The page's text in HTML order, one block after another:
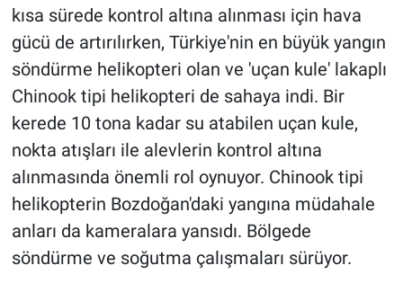
kısa sürede kontrol altına alınması için hava
gücü de artırılırken, Türkiye'nin en büyük yangın
söndürme helikopteri olan ve 'uçan kule' lakaplı
Chinook tipi helikopteri de sahaya indi. Bir
kerede 10 tona kadar su atabilen uçan kule,
nokta atışları ile alevlerin kontrol altına
alınmasında önemli rol oynuyor. Chinook tipi
helikopterin Bozdoğan'daki yangına müdahale
anları da kameralara yansıdı. Bölgede
söndürme ve soğutma çalışmaları sürüyor.